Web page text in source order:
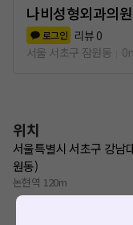
나비성형외과의원
로그인 리뷰 0
서울 서초구 잠원동
위치
서울특별시 서초구 강남
원동)
논현역 120m